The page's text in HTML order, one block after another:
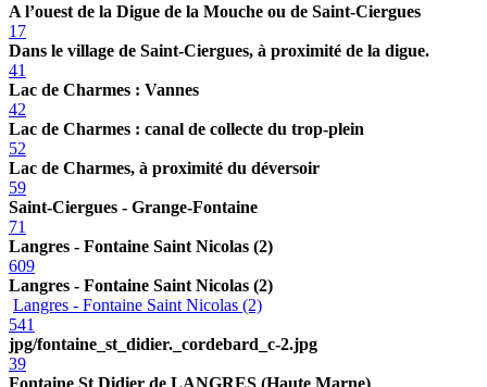
A l’ouest de la Digue de la Mouche ou de Saint-Ciergues
17
Dans le village de Saint-Ciergues, à proximité de la digue.
41
Lac de Charmes : Vannes
42
Lac de Charmes : canal de collecte du trop-plein
52
Lac de Charmes, à proximité du déversoir
59
Saint-Ciergues - Grange-Fontaine
71
Langres - Fontaine Saint Nicolas (2)
609
Langres - Fontaine Saint Nicolas (2)
Langres - Fontaine Saint Nicolas (2)
541
jpg/fontaine_st_didier._cordebard_c-2.jpg
39
Fontaine St Didier de LANGRES (Haute Marne)